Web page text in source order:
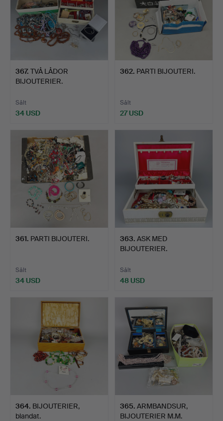
367. TVÅ LÅDOR
BIJOUTERIER.
Sålt
34 USD
362. PARTI BIJOUTERI.
Sålt
27 USD
361. PARTI BIJOUTERI.
Sålt
34 USD
363. ASK MED
BIJOUTERIER.
Sålt
48 USD
364. BIJOUTERIER,
blandat.
365. ARMBANDSUR,
BIJOUTERIER M.M.